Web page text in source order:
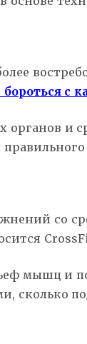
с
со
мышц и
сколько